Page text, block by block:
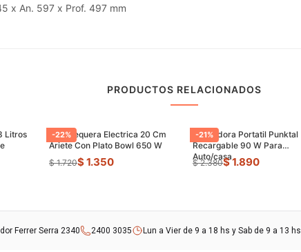
x An. 597 x Prof. 497 mm
PRODUCTOS RELACIONADOS
Litros
-22%
Panquequera Electrica 20 Cm
Ariete Con Plato Bowl 650 W
$ 1.720$ 1.350
-21%
Aspiradora Portatil Punktal
Recargable 90 W Para
Auto/casa
$ 2.380$ 1.890
Ferrer Serra 2340 2400 3035 Lun a Vier de 9 a 18 hs y Sab de 9 a 13 hs